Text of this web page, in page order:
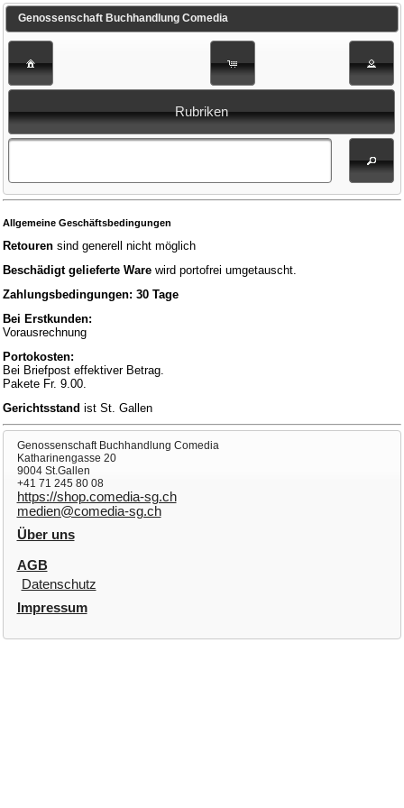
Genossenschaft Buchhandlung Comedia
Rubriken
Allgemeine Geschäftsbedingungen
Retouren sind generell nicht möglich
Beschädigt gelieferte Ware wird portofrei umgetauscht.
Zahlungsbedingungen: 30 Tage
Bei Erstkunden:
Vorausrechnung
Portokosten:
Bei Briefpost effektiver Betrag.
Pakete Fr. 9.00.
Gerichtsstand ist St. Gallen
Genossenschaft Buchhandlung Comedia
Katharinengasse 20
9004 St.Gallen
+41 71 245 80 08
https://shop.comedia-sg.ch
medien@comedia-sg.ch
Über uns
AGB
Datenschutz
Impressum